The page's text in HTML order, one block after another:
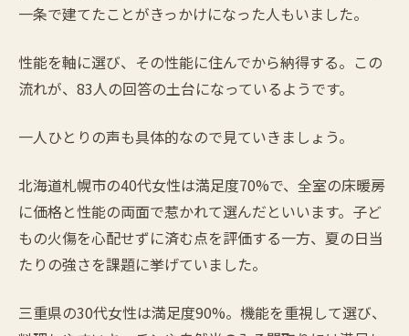
一条で建てたことがきっかけになった人もいました。
性能を軸に選び、その性能に住んでから納得する。この
流れが、83人の回答の土台になっているようです。
一人ひとりの声も具体的なので見ていきましょう。
北海道札幌市の40代女性は満足度70%で、全室の床暖房
に価格と性能の両面で惹かれて選んだといいます。子ど
もの火傷を心配せずに済む点を評価する一方、夏の日当
たりの強さを課題に挙げていました。
三重県の30代女性は満足度90%。機能を重視して選び、